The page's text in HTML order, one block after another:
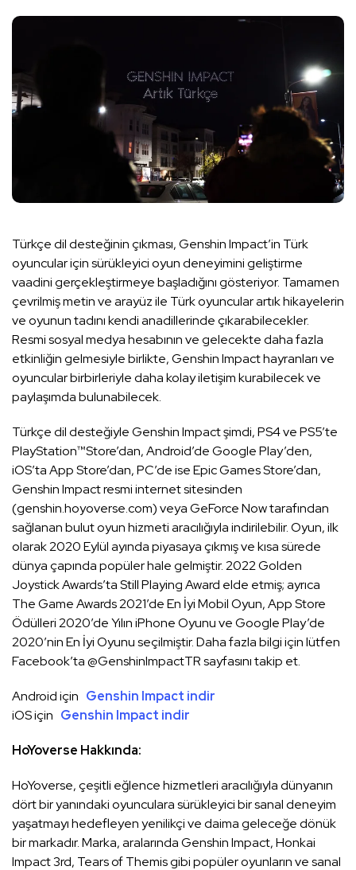
Türkçe dil desteğinin çıkması, Genshin Impact’in Türk
oyuncular için sürükleyici oyun deneyimini geliştirme
vaadini gerçekleştirmeye başladığını gösteriyor. Tamamen
çevrilmiş metin ve arayüz ile Türk oyuncular artık hikayelerin
ve oyunun tadını kendi anadillerinde çıkarabilecekler.
Resmi sosyal medya hesabının ve gelecekte daha fazla
etkinliğin gelmesiyle birlikte, Genshin Impact hayranları ve
oyuncular birbirleriyle daha kolay iletişim kurabilecek ve
paylaşımda bulunabilecek.
Türkçe dil desteğiyle Genshin Impact şimdi, PS4 ve PS5’te
PlayStation™Store’dan, Android’de Google Play’den,
iOS’ta App Store’dan, PC’de ise Epic Games Store’dan,
Genshin Impact resmi internet sitesinden
(genshin.hoyoverse.com) veya GeForce Now tarafından
sağlanan bulut oyun hizmeti aracılığıyla indirilebilir. Oyun, ilk
olarak 2020 Eylül ayında piyasaya çıkmış ve kısa sürede
dünya çapında popüler hale gelmiştir. 2022 Golden
Joystick Awards’ta Still Playing Award elde etmiş; ayrıca
The Game Awards 2021’de En İyi Mobil Oyun, App Store
Ödülleri 2020’de Yılın iPhone Oyunu ve Google Play’de
2020’nin En İyi Oyunu seçilmiştir. Daha fazla bilgi için lütfen
Facebook’ta @GenshinImpactTR sayfasını takip et.
Android için Genshin Impact indir
iOS için Genshin Impact indir
HoYoverse Hakkında:
HoYoverse, çeşitli eğlence hizmetleri aracılığıyla dünyanın
dört bir yanındaki oyunculara sürükleyici bir sanal deneyim
yaşatmayı hedefleyen yenilikçi ve daima geleceğe dönük
bir markadır. Marka, aralarında Genshin Impact, Honkai
Impact 3rd, Tears of Themis gibi popüler oyunların ve sanal